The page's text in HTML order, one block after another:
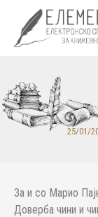
25/01/
За и со Марио
Доверба чини и